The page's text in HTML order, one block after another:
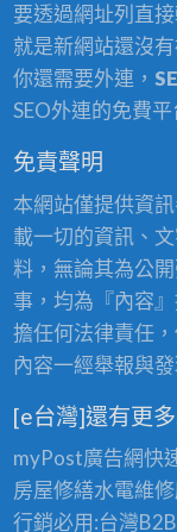
要透過網址列直
就是新網站還沒
你還需要外連，
SEO外連的免費平
免責聲明
本網站僅提供資
載一切的資訊、
料，無論其為公
事，均為『內容
擔任何法律責任
內容一經舉報與
[e台灣]還有更
myPost廣告網快
房屋修繕水電維
行銷必用:台灣B2B